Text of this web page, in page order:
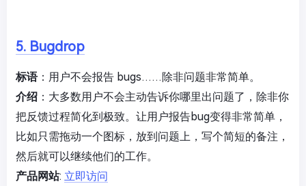
5. Bugdrop
标语：用户不会报告 bugs……除非问题非常简单。
介绍 ：大多数用户不会主动告诉你哪里出问题了，除非你
把反馈过程简化到极致。让用户报告bug变得非常简单，
比如只需拖动一个图标，放到问题上，写个简短的备注，
然后就可以继续他们的工作。
产品网站: 立即访问